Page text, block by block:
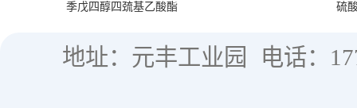
季戊四醇四巯基乙酸酯 硫
地址：元丰工业园 电话：